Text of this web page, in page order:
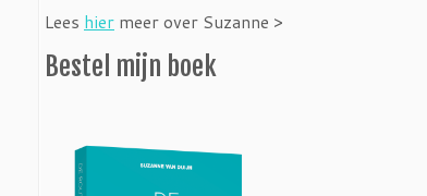
Lees hier meer over Suzanne >
Bestel mijn boek